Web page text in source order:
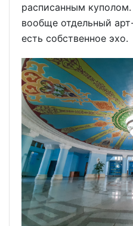
расписанным
вообще отдельный
есть собственное